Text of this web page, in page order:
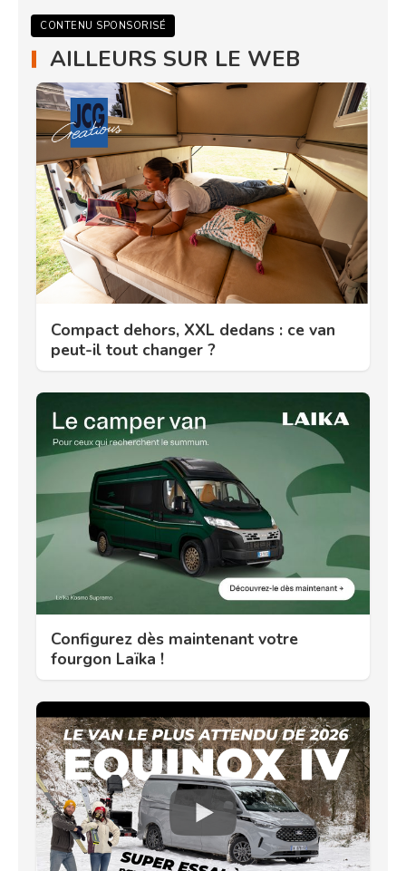
CONTENU SPONSORISÉ
AILLEURS SUR LE WEB
Compact dehors, XXL dedans : ce van
peut-il tout changer ?
Configurez dès maintenant votre
fourgon Laïka !